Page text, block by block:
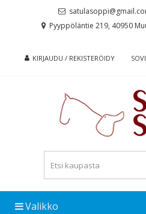
Pyyppöläntie 219, 40950
KIRJAUDU / REKISTERÖIDY
Valikko